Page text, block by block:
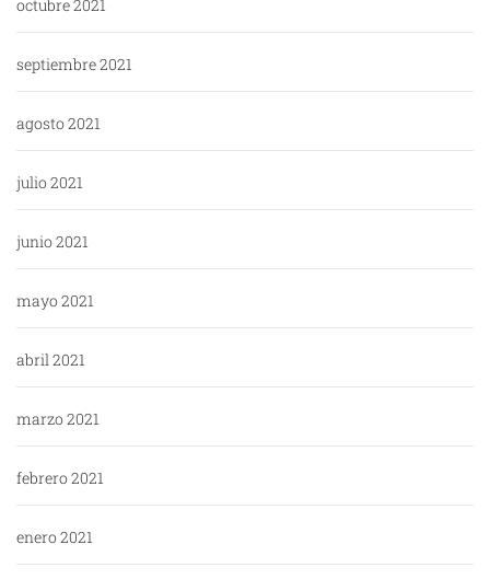
octubre 2021
septiembre 2021
agosto 2021
julio 2021
junio 2021
mayo 2021
abril 2021
marzo 2021
febrero 2021
enero 2021